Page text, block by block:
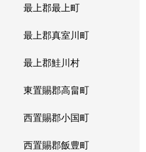
最上郡最上町
最上郡真室川町
最上郡鮭川村
東置賜郡高畠町
西置賜郡小国町
西置賜郡飯豊町